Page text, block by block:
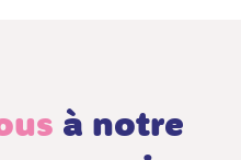
à notre